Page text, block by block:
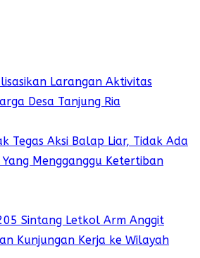
Larangan Aktivitas
Desa Tanjung Ria
Tegas Aksi Balap Liar, Tidak Ada
Mengganggu Ketertiban
Sintang Letkol Arm Anggit
Kunjungan Kerja ke Wilayah